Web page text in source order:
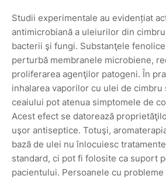
Studii experimentale au evidențiat
antimicrobiană a uleiurilor din
bacterii şi fungi. Substanţele
perturbă membranele microbiene,
proliferarea agenţilor patogeni. În
inhalarea vaporilor cu ulei de cimbru
ceaiului pot atenua simptomele de
Acest efect se datorează
uşor antiseptice. Totuşi,
bază de ulei nu înlocuiesc
standard, ci pot fi folosite ca suport
pacientului. Persoanele cu